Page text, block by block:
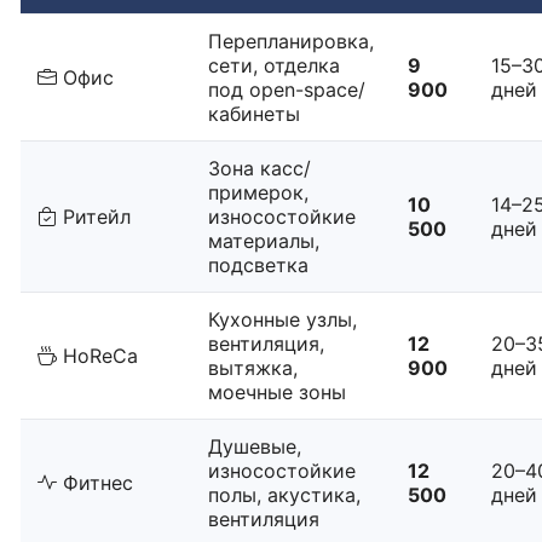
Офис
Перепланировка,
сети, отделка
под open-space/
кабинеты
9
900
дней
Ритейл
Зона касс/
примерок,
износостойкие
материалы,
подсветка
10
500
дней
HoReCa
Кухонные узлы,
вентиляция,
вытяжка,
моечные зоны
12
900
дней
Фитнес
Душевые,
износостойкие
полы, акустика,
вентиляция
12
500
дней